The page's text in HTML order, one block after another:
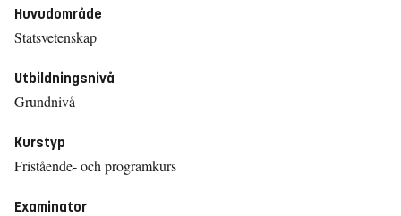
Huvudområde
Statsvetenskap
Utbildningsnivå
Grundnivå
Kurstyp
Fristående- och programkurs
Examinator